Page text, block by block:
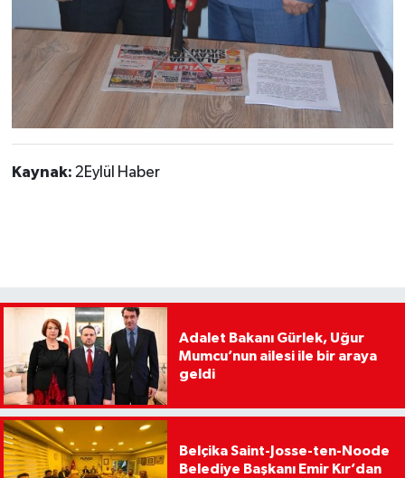
Kaynak: 2Eylül Haber
Adalet Bakanı Gürlek, Uğur
Mumcu’nun ailesi ile bir araya
geldi
Belçika Saint-Josse-ten-Noode
Belediye Başkanı Emir Kır’dan